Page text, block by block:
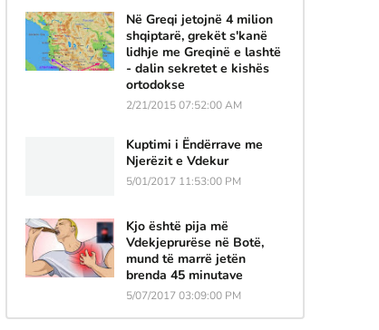
Në Greqi jetojnë 4 milion
shqiptarë, grekët s'kanë
lidhje me Greqinë e lashtë
- dalin sekretet e kishës
ortodokse
2/21/2015 07:52:00 AM
Kuptimi i Ëndërrave me
Njerëzit e Vdekur
5/01/2017 11:53:00 PM
Kjo është pija më
Vdekjeprurëse në Botë,
mund të marrë jetën
brenda 45 minutave
5/07/2017 03:09:00 PM